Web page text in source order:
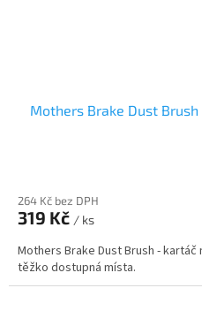
Mothers Brake Dust
264 Kč bez DPH
319 Kč / ks
Mothers Brake Dust Brush -
těžko dostupná místa.